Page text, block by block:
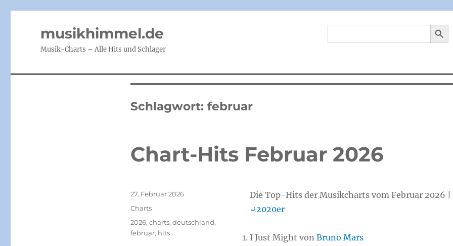
musikhimmel.de
Musik-Charts – Alle Hits und Schlager
Search
SEARCH
Schlagwort: februar
Chart-Hits Februar 2026
Die Top-Hits der Musikcharts vom Februar 2026 |
⤾2020er
I Just Might vonBruno Mars
Veröffentlicht
am
27. Februar 2026
Kategorien
Charts
Schlagwörter
2026, charts, deutschland,
februar, hits